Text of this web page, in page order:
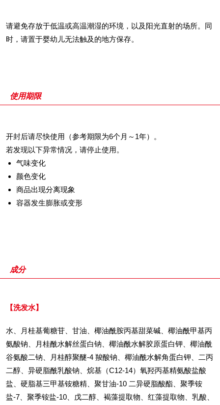
请避免存放于低温或高温潮湿的环境，以及阳光直射的场所。同
时，请置于婴幼儿无法触及的地方保存。
使用期限
开封后请尽快使用（参考期限为6个月～1年）。
若发现以下异常情况，请停止使用。
气味变化
颜色变化
商品出现分离现象
容器发生膨胀或变形
成分
【洗发水】
水、月桂基葡糖苷、甘油、椰油酰胺丙基甜菜碱、椰油酰甲基丙
氨酸钠、月桂酰水解丝蛋白钠、椰油酰水解胶原蛋白钾、椰油酰
谷氨酸二钠、月桂醇聚醚-4 羧酸钠、椰油酰水解角蛋白钾、二丙
二醇、异硬脂酰乳酸钠、烷基（C12-14）氧羟丙基精氨酸盐酸
盐、硬脂基三甲基铵糖精、聚甘油-10 二异硬脂酸酯、聚季铵
盐-7、聚季铵盐-10、戊二醇、褐藻提取物、红藻提取物、乳酸、